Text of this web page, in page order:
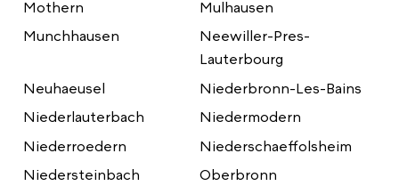
Mothern
Mulhausen
Munchhausen
Neewiller-Pres-
Lauterbourg
Neuhaeusel
Niederbronn-Les-Bains
Niederlauterbach
Niedermodern
Niederroedern
Niederschaeffolsheim
Niedersteinbach
Oberbronn